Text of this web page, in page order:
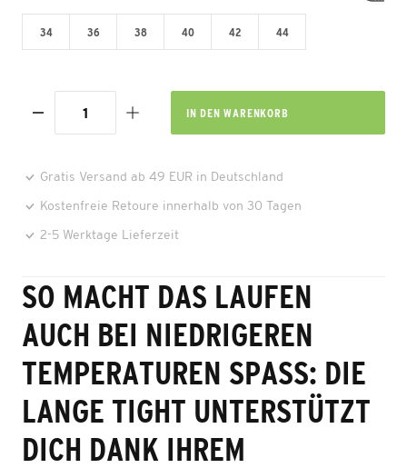
34 36 38 40 42 44
IN DEN WARENKORB
Gratis Versand ab 49 EUR in Deutschland
Kostenfreie Retoure innerhalb von 30 Tagen
2-5 Werktage Lieferzeit
SO MACHT DAS LAUFEN
AUCH BEI NIEDRIGEREN
TEMPERATUREN SPASS: DIE L
ANGE TIGHT UNTERSTÜTZT D
ICH DANK IHREM F